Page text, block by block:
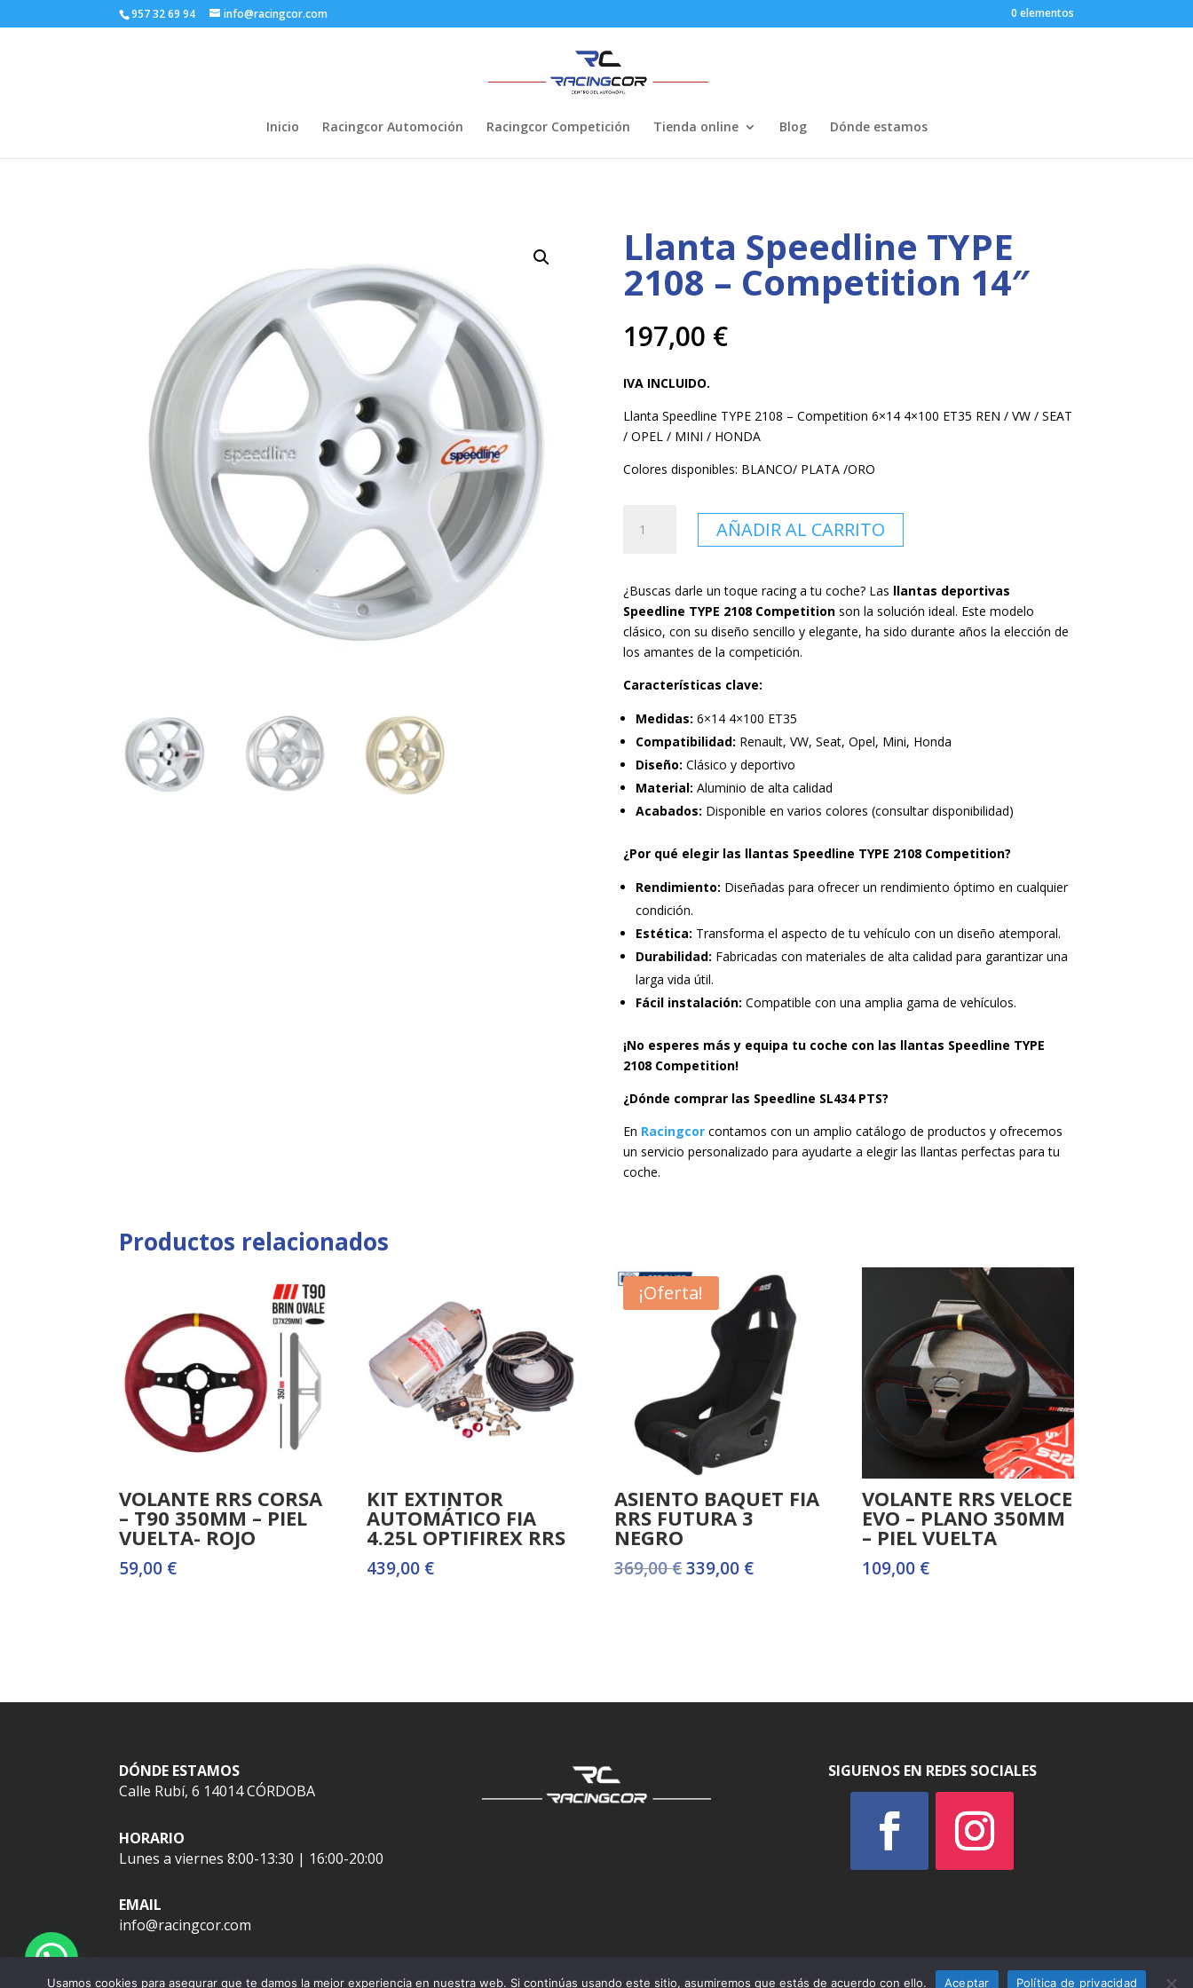
957 32 69 94 info@racingcor.com 0 elementos
Inicio Racingcor Automoción Racingcor Competición Tienda online Blog Dónde estamos
Llanta Speedline TYPE
2108 – Competition 14″
197,00 €
IVA INCLUIDO.
Llanta Speedline TYPE 2108 – Competition 6×14 4×100 ET35 REN / VW / SEAT
/ OPEL / MINI / HONDA
Colores disponibles: BLANCO/ PLATA /ORO
Speedline
-
Competition
14"
cantidad
AÑADIR AL CARRITO
¿Buscas darle un toque racing a tu coche? Las llantas deportivas
Speedline TYPE 2108 Competitionson la solución ideal. Este modelo
clásico, con su diseño sencillo y elegante, ha sido durante años la elección de
los amantes de la competición.
Características clave:
Medidas: 6×14 4×100 ET35
Compatibilidad: Renault, VW, Seat, Opel, Mini, Honda
Diseño: Clásico y deportivo
Material: Aluminio de alta calidad
Acabados: Disponible en varios colores (consultar disponibilidad)
¿Por qué elegir las llantas Speedline TYPE 2108 Competition?
Rendimiento: Diseñadas para ofrecer un rendimiento óptimo en cualquier
condición.
Estética: Transforma el aspecto de tu vehículo con un diseño atemporal.
Durabilidad: Fabricadas con materiales de alta calidad para garantizar una
larga vida útil.
Fácil instalación: Compatible con una amplia gama de vehículos.
¡No esperes más y equipa tu coche con las llantas Speedline TYPE
2108 Competition!
¿Dónde comprar las Speedline SL434 PTS?
En Racingcorcontamos con un amplio catálogo de productos y ofrecemos
un servicio personalizado para ayudarte a elegir las llantas perfectas para tu
coche.
Productos relacionados
VOLANTE RRS CORSA
– T90 350MM – PIEL
VUELTA- ROJO
59,00 €
KIT EXTINTOR
AUTOMÁTICO FIA
4.25L OPTIFIREX RRS
439,00 €
¡Oferta!
ASIENTO BAQUET FIA
RRS FUTURA 3
NEGRO
369,00€El
339,00 €El
VOLANTE RRS VELOCE
EVO – PLANO 350MM
– PIEL VUELTA
109,00 €
DÓNDE ESTAMOS
Calle Rubí, 6 14014 CÓRDOBA
HORARIO
Lunes a viernes 8:00-13:30 | 16:00-20:00
EMAIL
info@racingcor.com
SIGUENOS EN REDES SOCIALES
Política de privacidad·Política de cookies·Aviso legal
Usamos cookies para asegurar que te damos la mejor experiencia en nuestra web. Si continúas usando este sitio, asumiremos que estás de acuerdo con ello. Aceptar Política de privacidad